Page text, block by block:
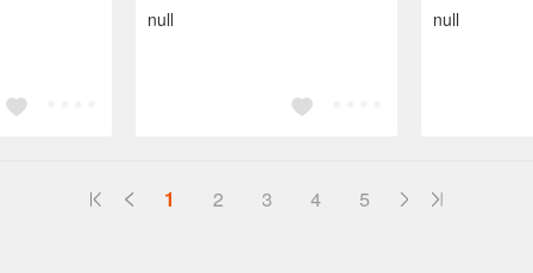
null null
1 2 3 4 5